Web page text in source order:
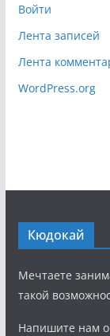
Войти
Лента записей
Лента
WordPress.org
Кюдокай
Мечтаете
такой
Напишите нам о